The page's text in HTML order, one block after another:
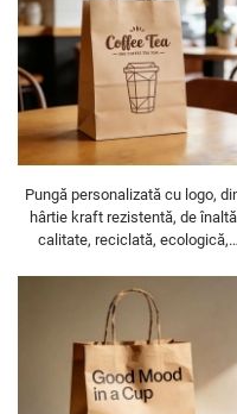
Pungă personalizată cu logo,
hârtie kraft rezistentă, de înaltă
calitate, reciclată, ecologică,
pungi din hârtie kraft